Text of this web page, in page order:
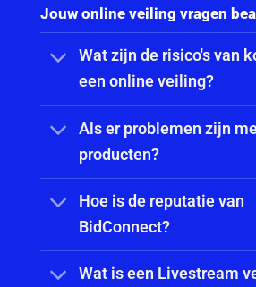
Jouw online veiling vragen
Wat zijn de risico's van
een online veiling?
Als er problemen zijn
producten?
Hoe is de reputatie van
BidConnect?
Wat is een Livestream